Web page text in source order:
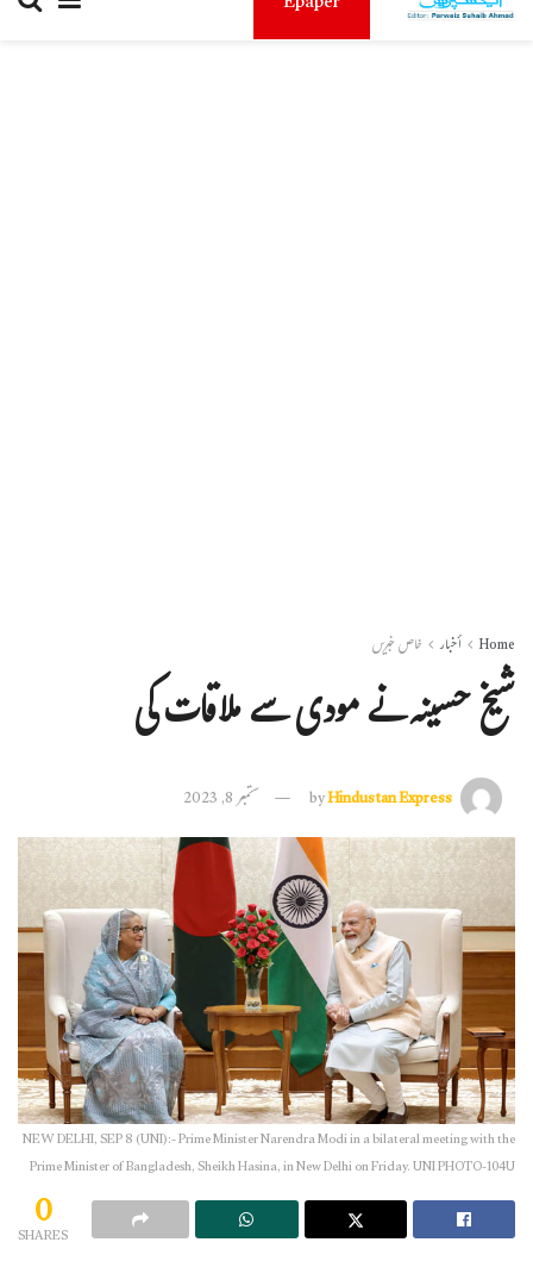
Home أخبار خاص خبریں
شیخ حسینہ نے مودی سے ملاقات کی
byHindustan Express ستمبر 8, 2023
NEW DELHI, SEP 8 (UNI):- Prime Minister Narendra Modi in a bilateral meeting with the
Prime Minister of Bangladesh, Sheikh Hasina, in New Delhi on Friday. UNI PHOTO-104U
0
SHARES